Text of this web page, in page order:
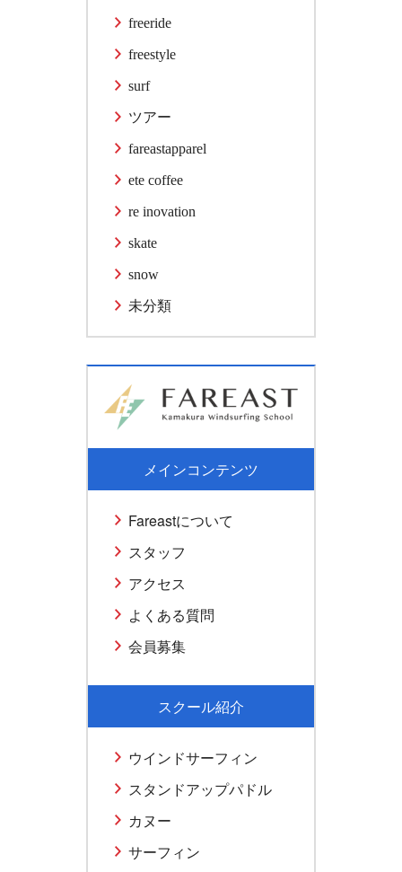
freeride
freestyle
surf
ツアー
fareastapparel
ete coffee
re inovation
skate
snow
未分類
メインコンテンツ
Fareastについて
スタッフ
アクセス
よくある質問
会員募集
スクール紹介
ウインドサーフィン
スタンドアップパドル
カヌー
サーフィン